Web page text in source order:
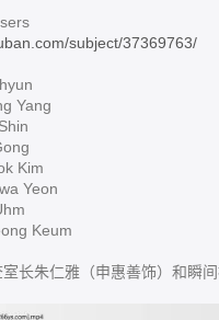
subject/37369763/
Yang
Keum
长朱仁雅（申惠善饰）和瞬